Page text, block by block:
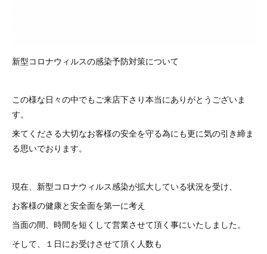
新型コロナウィルスの感染予防対策について
この様な日々の中でもご来店下さり本当にありがとうございま
す。
来てくださる大切なお客様の安全を守る為にも更に気の引き締ま
る思いでおります。
現在、新型コロナウィルス感染が拡大している状況を受け、
お客様の健康と安全面を第一に考え
当面の間、時間を短くして営業させて頂く事にいたしました。
そして、１日にお受けさせて頂く人数も